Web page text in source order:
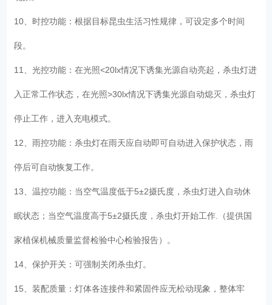
10、时控功能：根据目标昆虫生活习性规律，可设定多个时间
段。
11、光控功能：在光照<20lx情况下诱集光源自动亮起，杀虫灯进
入正常工作状态，在光照>30lx情况下诱集光源自动熄灭，杀虫灯
停止工作，进入充电模式。
12、雨控功能：杀虫灯在雨天应自动即可自动进入保护状态，雨
停后可自动恢复工作。
13、温控功能：当空气温度低于5±2摄氏度，杀虫灯进入自动休
眠状态；当空气温度高于5±2摄氏度，杀虫灯开始工作.（提供国
家植保机械质量监督检验中心检验报告）。
14、保护开关：可强制关闭杀虫灯。
15、装配质量：灯体各连接件和紧固件应无松动现象，整体牢